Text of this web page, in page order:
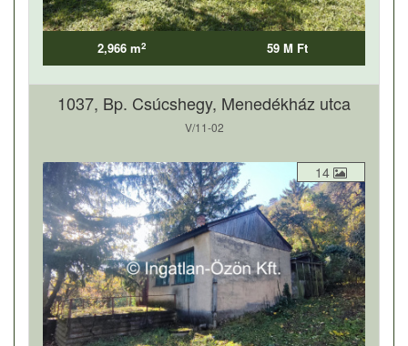
2,966 m2 59 M Ft
1037, Bp. Csúcshegy, Menedékház utca
V/11-02
14